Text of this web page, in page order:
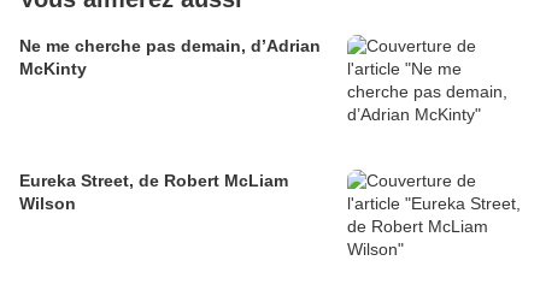
Ne me cherche pas demain, d’Adrian
McKinty
Eureka Street, de Robert McLiam
Wilson